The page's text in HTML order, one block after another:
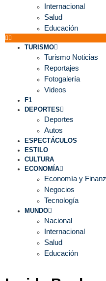
Internacional
Salud
Educación
TURISMO
Turismo Noticias
Reportajes
Fotogalería
Videos
F1
DEPORTES
Deportes
Autos
ESPECTÁCULOS
ESTILO
CULTURA
ECONOMÍA
Economía y
Negocios
Tecnología
MUNDO
Nacional
Internacional
Salud
Educación